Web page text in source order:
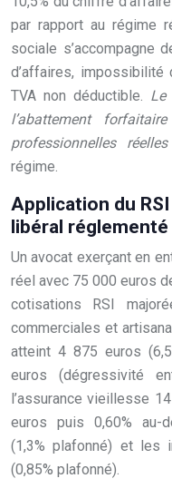
par rapport au régime
sociale s’accompagne
d’affaires,
TVA non déductible. Le
l’abattement
professionnelles réelles
régime.
Application du
libéral réglementé
Un avocat exerçant en
réel avec 75 000 euros
cotisations RSI
commerciales et
atteint 4 875 euros
euros (dégressivité
l’assurance vieillesse
euros puis 0,60% au-
(1,3% plafonné) et les
(0,85% plafonné).